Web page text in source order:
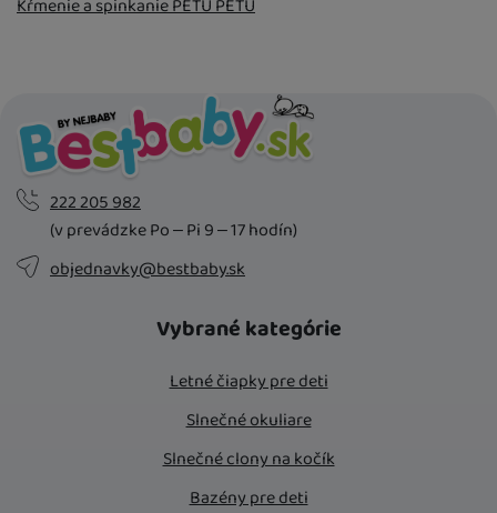
Kŕmenie a spinkanie PETÚ PETÚ
222 205 982
(v prevádzke Po – Pi 9 – 17 hodín)
objednavky@bestbaby.sk
Vybrané kategórie
Letné čiapky pre deti
Slnečné okuliare
Slnečné clony na kočík
Bazény pre deti